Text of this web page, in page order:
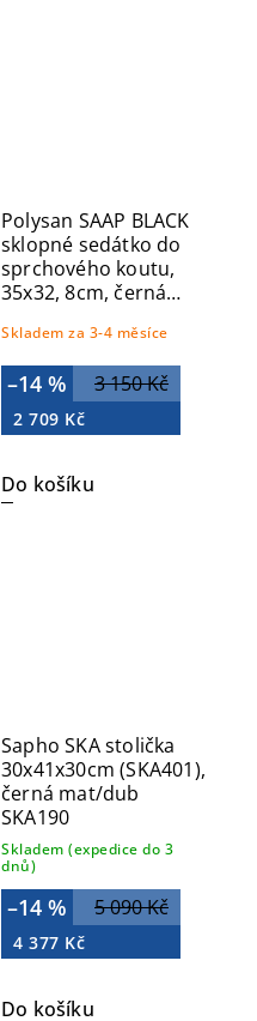
Polysan SAAP BLACK
sklopné sedátko do
sprchového koutu,
35x32, 8cm, černá
Skladem za 3-4 měsíce
3 150 Kč
–14 %
2 709 Kč
Do košíku
Sapho SKA stolička
30x41x30cm (SKA401),
černá mat/dub
SKA190
Skladem (expedice do 3
dnů)
5 090 Kč
–14 %
4 377 Kč
Do košíku